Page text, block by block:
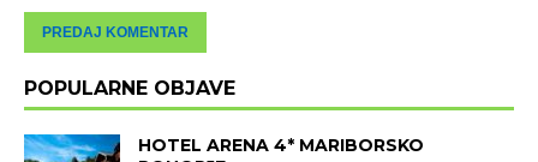
POPULARNE OBJAVE
HOTEL ARENA 4* MARIBORSKO